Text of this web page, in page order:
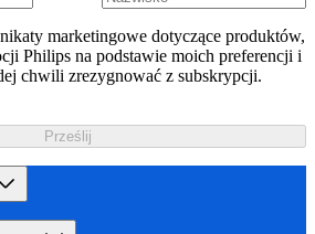
marketingowe dotyczące produktów,
Philips na podstawie moich preferencji i
chwili zrezygnować z subskrypcji.
Prześlij